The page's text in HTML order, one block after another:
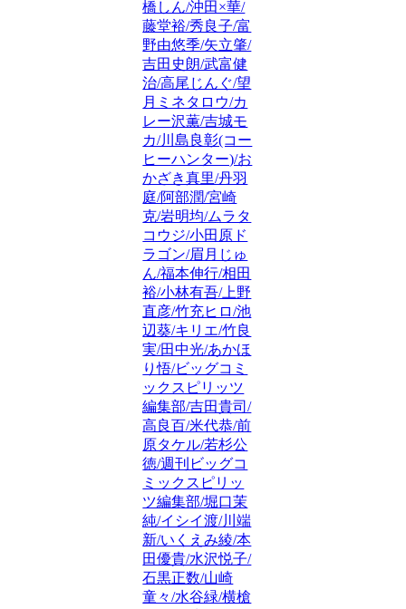
橋しん/沖田×華/
藤堂裕/秀良子/富
野由悠季/矢立肇/
吉田史朗/武富健
治/高尾じんぐ/望
月ミネタロウ/カ
レー沢薫/吉城モ
カ/川島良彰(コー
ヒーハンター)/お
かざき真里/丹羽
庭/阿部潤/宮崎
克/岩明均/ムラタ
コウジ/小田原ド
ラゴン/眉月じゅ
ん/福本伸行/相田
裕/小林有吾/上野
直彦/竹充ヒロ/池
辺葵/キリエ/竹良
実/田中光/あかほ
り悟/ビッグコミ
ックスピリッツ
編集部/吉田貴司/
高良百/米代恭/前
原タケル/若杉公
徳/週刊ビッグコ
ミックスピリッ
ツ編集部/堀口茉
純/イシイ渡/川端
新/いくえみ綾/本
田優貴/水沢悦子/
石黒正数/山崎
童々/水谷緑/横槍